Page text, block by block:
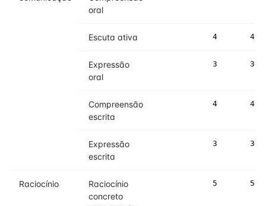
oral
Escuta ativa 4 4
Expressão
oral
3 3
Compreensão
escrita
4 4
Expressão
escrita
3 3
Raciocínio
Raciocínio
concreto
5 5